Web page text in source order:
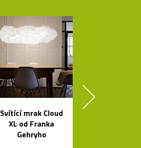
Svítící mrak Cloud
XL od Franka
Gehryho